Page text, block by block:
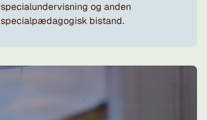
specialundervisning og anden
specialpædagogisk bistand.